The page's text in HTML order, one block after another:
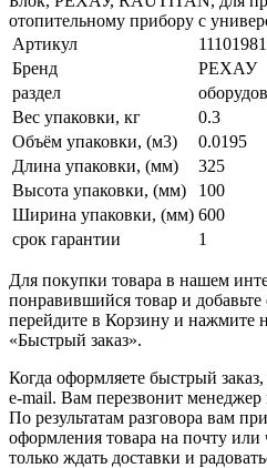
отопительному прибору с
Артикул
Бренд
РЕХАУ
раздел
Вес упаковки, кг
0.3
Объём упаковки, (м3)
0.0195
Длина упаковки, (мм)
325
Высота упаковки, (мм)
100
Ширина упаковки, (мм) 600
срок гарантии
1
Для покупки товара в нашем
понравившийся товар и добавьте
перейдите в Корзину и нажмите
«Быстрый заказ».
Когда оформляете быстрый
e-mail. Вам перезвонит менеджер
По результатам разговора вам
оформления товара на почту
только ждать доставки и